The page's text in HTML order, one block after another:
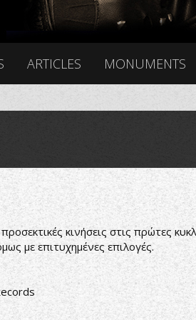
ARTICLES MONUMENTS
κινήσεις στις πρώτες
με επιτυχημένες επιλογές.